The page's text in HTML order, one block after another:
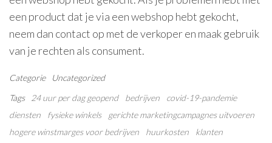
een product dat je via een webshop hebt gekocht,
neem dan contact op met de verkoper en maak gebruik
van je rechten als consument.
Categorie
Uncategorized
Tags
24 uur per dag geopend bedrijven
covid-19-pandemie
diensten
fysieke winkels
gerichte marketingcampagnes uitvoeren
hogere winstmarges voor bedrijven
huurkosten
klanten